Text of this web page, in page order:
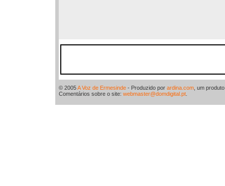
© 2005A Voz de Ermesinde - Produzido por ardina.com , um
Comentários sobre o site: webmaster@domdigital.pt